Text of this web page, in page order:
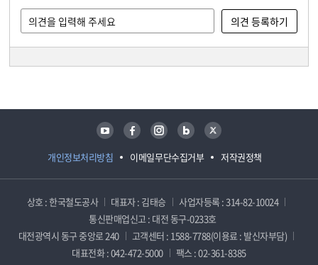
개인정보처리방침 이메일무단수집거부 저작권정책
유튜브 페이스북 인스타그램 블로그 트위터
상호 : 한국철도공사 대표자 : 김태승
사업자등록 : 314-82-10024
통신판매업신고 : 대전 동구-0233호
대전광역시 동구 중앙로 240
고객센터 : 1588-7788(이용료 : 발신자부담)
대표전화 : 042-472-5000
팩스 : 02-361-8385